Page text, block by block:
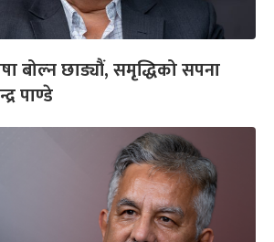
बोल्न छाड्यौं, समृद्धिको सपना
पाण्डे